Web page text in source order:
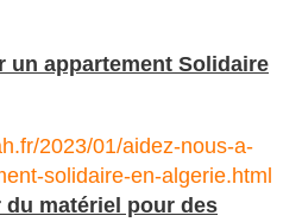
un appartement Solidaire
2023/01/aidez-nous-a-
solidaire-en-algerie.html
matériel pour des